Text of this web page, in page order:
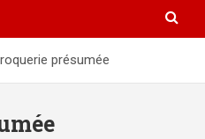
présumée